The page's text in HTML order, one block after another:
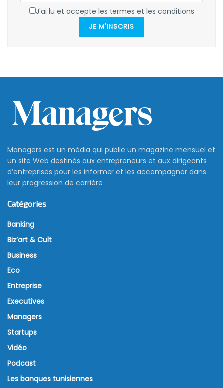
J'ai lu et accepte les termes et les conditions
JE M'INSCRIS
Managers est un média qui publie un magazine mensuel et
un site Web destinés aux entrepreneurs et aux dirigeants
d’entreprises pour les informer et les accompagner dans
leur progression de carrière
Catégories
Banking
Biz’art & Cult
Business
Eco
Entreprise
Executives
Managers
Startups
Vidéo
Podcast
Les banques tunisiennes